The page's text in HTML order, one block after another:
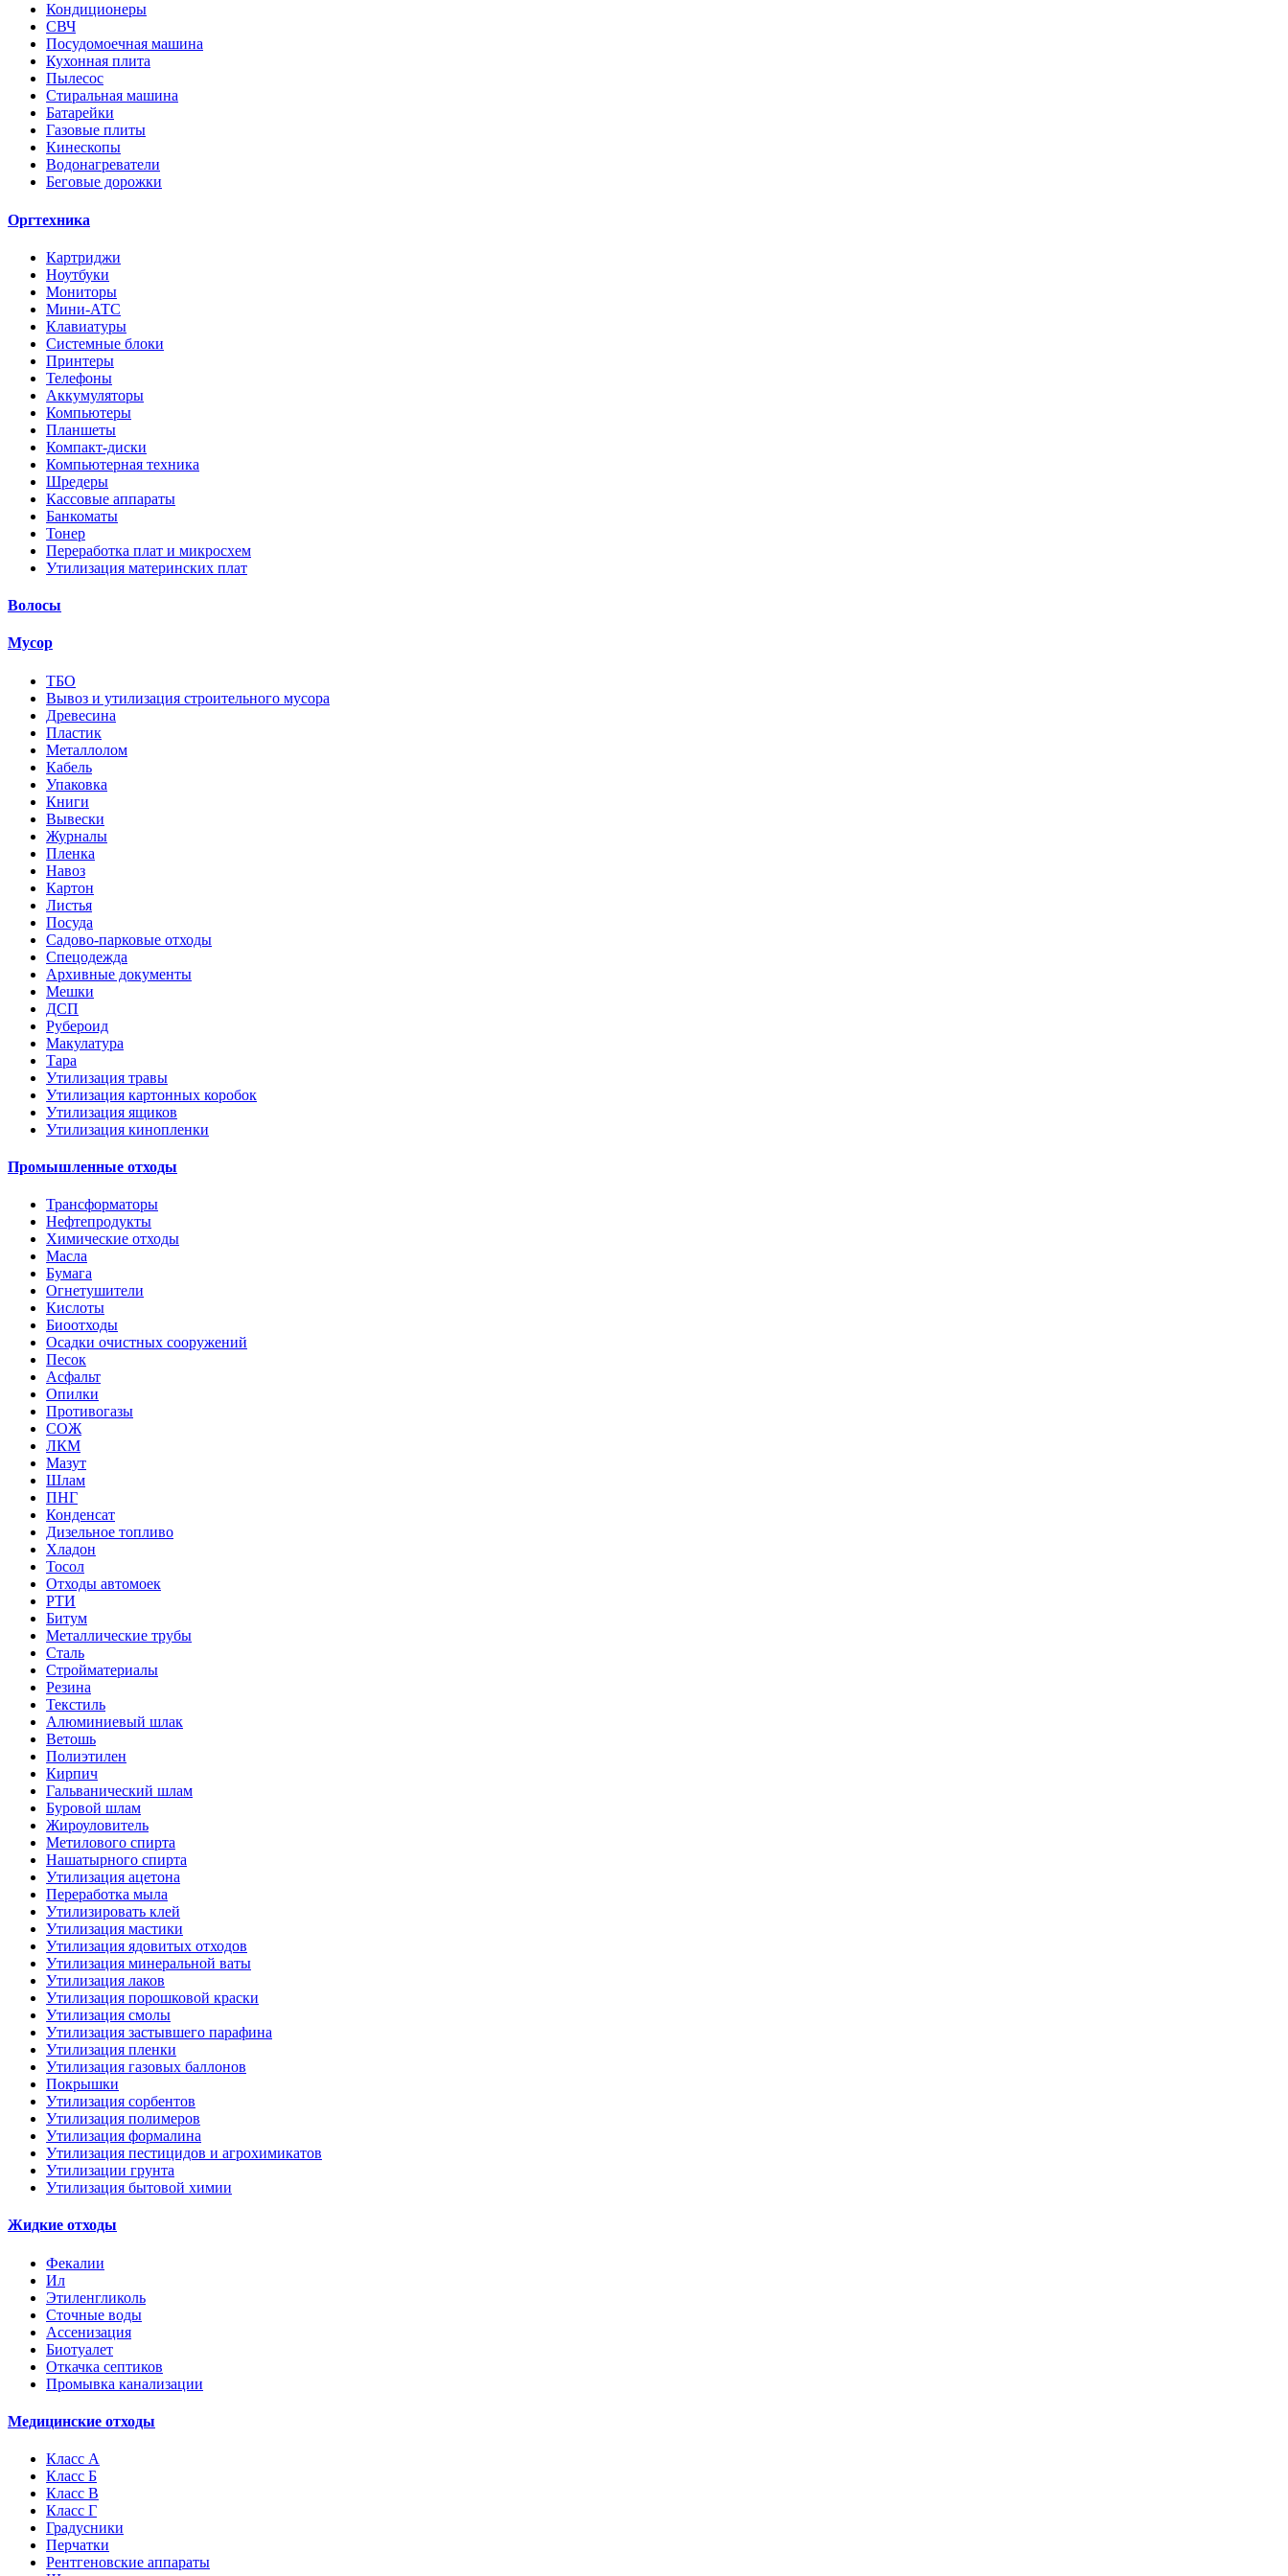
Кондиционеры
СВЧ
Посудомоечная машина
Кухонная плита
Пылесос
Стиральная машина
Батарейки
Газовые плиты
Кинескопы
Водонагреватели
Беговые дорожки
Оргтехника
Картриджи
Ноутбуки
Мониторы
Мини-АТС
Клавиатуры
Системные блоки
Принтеры
Телефоны
Аккумуляторы
Компьютеры
Планшеты
Компакт-диски
Компьютерная техника
Шредеры
Кассовые аппараты
Банкоматы
Тонер
Переработка плат и микросхем
Утилизация материнских плат
Волосы
Мусор
ТБО
Вывоз и утилизация строительного мусора
Древесина
Пластик
Металлолом
Кабель
Упаковка
Книги
Вывески
Журналы
Пленка
Навоз
Картон
Листья
Посуда
Садово-парковые отходы
Спецодежда
Архивные документы
Мешки
ДСП
Рубероид
Макулатура
Тара
Утилизация травы
Утилизация картонных коробок
Утилизация ящиков
Утилизация кинопленки
Промышленные отходы
Трансформаторы
Нефтепродукты
Химические отходы
Масла
Бумага
Огнетушители
Кислоты
Биоотходы
Осадки очистных сооружений
Песок
Асфальт
Опилки
Противогазы
СОЖ
ЛКМ
Мазут
Шлам
ПНГ
Конденсат
Дизельное топливо
Хладон
Тосол
Отходы автомоек
РТИ
Битум
Металлические трубы
Сталь
Стройматериалы
Резина
Текстиль
Алюминиевый шлак
Ветошь
Полиэтилен
Кирпич
Гальванический шлам
Буровой шлам
Жироуловитель
Метилового спирта
Нашатырного спирта
Утилизация ацетона
Переработка мыла
Утилизировать клей
Утилизация мастики
Утилизация ядовитых отходов
Утилизация минеральной ваты
Утилизация лаков
Утилизация порошковой краски
Утилизация смолы
Утилизация застывшего парафина
Утилизация пленки
Утилизация газовых баллонов
Покрышки
Утилизация сорбентов
Утилизация полимеров
Утилизация формалина
Утилизация пестицидов и агрохимикатов
Утилизации грунта
Утилизация бытовой химии
Жидкие отходы
Фекалии
Ил
Этиленгликоль
Сточные воды
Ассенизация
Биотуалет
Откачка септиков
Промывка канализации
Медицинские отходы
Класс А
Класс Б
Класс В
Класс Г
Градусники
Перчатки
Рентгеновские аппараты